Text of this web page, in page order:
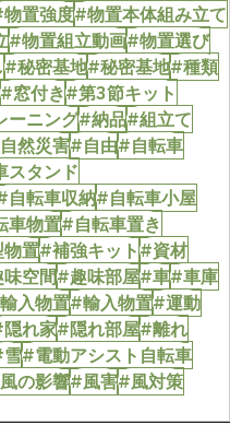
置強度#物置本体組み立て
#物置組立動画#物置選び
#秘密基地#秘密基地#種類
#窓付き#第3節キット
ーニング#納品#組立て
然災害#自由#自転車
スタンド
自転車収納#自転車小屋
車物置#自転車置き
置#補強キット#資材
空間#趣味部屋#車#車庫
入物置#輸入物置#運動
れ家#隠れ部屋#離れ
#電動アシスト自転車
の影響#風害#風対策